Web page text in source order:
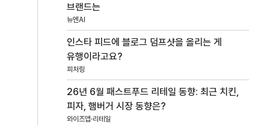
브랜드는
뉴엔AI
인스타 피드에 블로그 덤프샷을 올리는 게
유행이라고요?
피처링
26년 6월 패스트푸드 리테일 동향: 최근 치킨,
피자, 햄버거 시장 동향은?
와이즈앱·리테일